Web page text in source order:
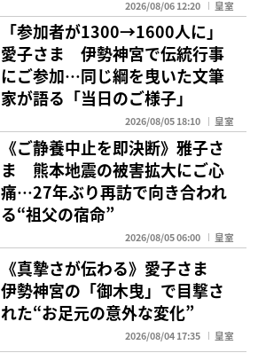
2026/08/06 12:20 皇室
「参加者が1300→1600人に」
愛子さま 伊勢神宮で伝統行事
にご参加…同じ綱を曳いた文筆
家が語る「当日のご様子」
2026/08/05 18:10 皇室
《ご静養中止を即決断》雅子さ
ま 熊本地震の被害拡大にご心
痛…27年ぶり再訪で向き合われ
る“祖父の宿命”
2026/08/05 06:00 皇室
《真摯さが伝わる》愛子さま
伊勢神宮の「御木曳」で目撃さ
れた“お足元の意外な変化”
2026/08/04 17:35 皇室